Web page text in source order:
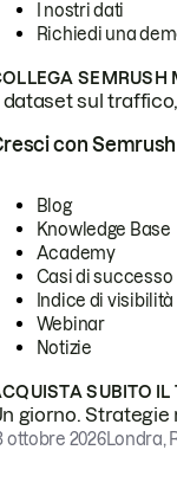
I nostri dati
Richiedi una
SEMRUSH
dataset sul
con Semrush
Blog
Knowledge Base
Academy
Casi di successo
Indice di visibilità
Webinar
Notizie
SUBITO IL
giorno.
ottobre 2026Londra,